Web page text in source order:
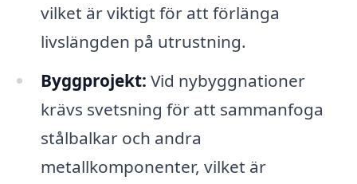
vilket är viktigt för att förlänga
livslängden på utrustning.
Byggprojekt: Vid nybyggnationer
krävs svetsning för att sammanfoga
stålbalkar och andra
metallkomponenter, vilket är